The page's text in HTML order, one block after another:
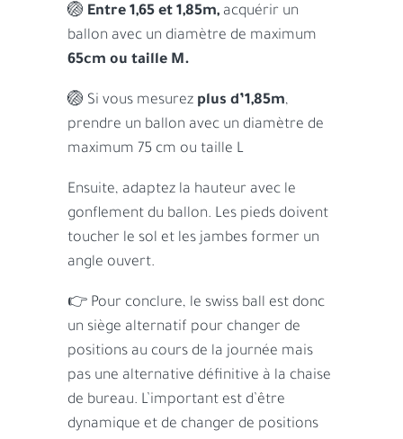
🏐 Entre 1,65 et 1,85m,acquérir un
ballon avec un diamètre de maximum
65cm ou taille M.
🏐 Si vous mesurezplus d’1,85m,
prendre un ballon avec un diamètre de
maximum 75 cm ou taille L
Ensuite, adaptez la hauteur avec le
gonflement du ballon. Les pieds doivent
toucher le sol et les jambes former un
angle ouvert.
👉 Pour conclure, le swiss ball est donc
un siège alternatif pour changer de
positions au cours de la journée mais
pas une alternative définitive à la chaise
de bureau. L’important est d’être
dynamique et de changer de positions